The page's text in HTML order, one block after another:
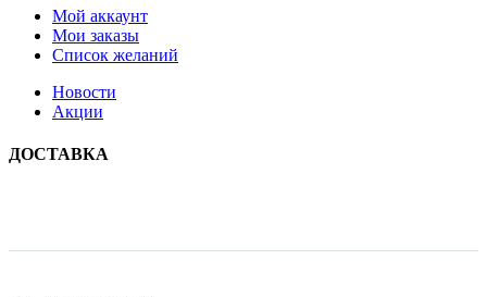
Мой аккаунт
Мои заказы
Список желаний
Новости
Акции
ДОСТАВКА